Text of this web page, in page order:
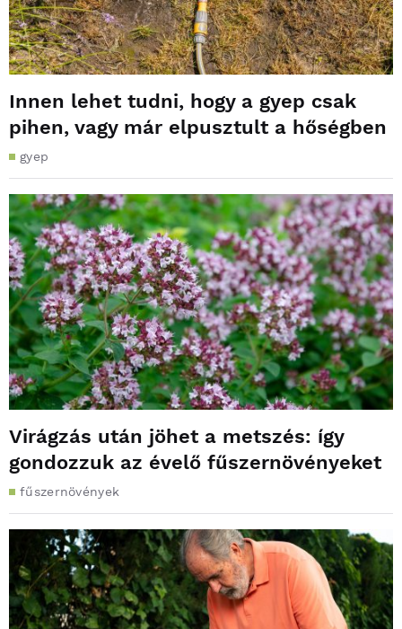
Innen lehet tudni, hogy a gyep csak
pihen, vagy már elpusztult a hőségben
gyep
Virágzás után jöhet a metszés: így
gondozzuk az évelő fűszernövényeket
fűszernövények